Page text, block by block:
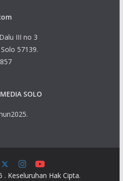
III no 3
57139.
SOLO
. Keseluruhan Hak Cipta.